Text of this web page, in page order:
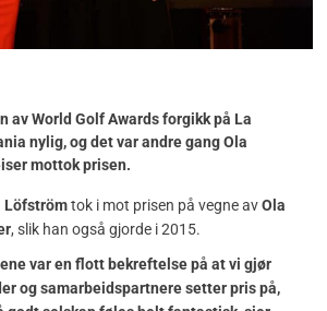
av World Golf Awards forgikk på La
nylig, og det var andre gang Ola
mottok prisen.
Löfströmtok i mot prisen på vegne avOla
, slik han også gjorde i 2015.
var en flott bekreftelse på at vi gjør
og samarbeidspartnere setter pris på,